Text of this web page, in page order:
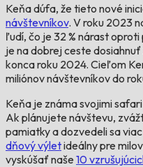
Keňa dúfa, že tieto nové
návštevníkov. V roku 2023
ľudí, čo je 32 % nárast
je na dobrej ceste
konca roku 2024. Cieľom
miliónov návštevníkov do
Keňa je známa svojimi
Ak plánujete návštevu,
pamiatky a dozvedeli sa
dňový výletideálny pre
vyskúšať naše 10